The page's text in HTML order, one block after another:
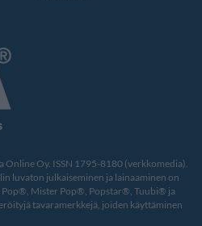
Oy. ISSN 1795-8180 (verkkomedia).
luvaton julkaiseminen ja lainaaminen on
Mister Pop®, Popstar®, Tuubi® ja
tavaramerkkejä, joiden käyttäminen